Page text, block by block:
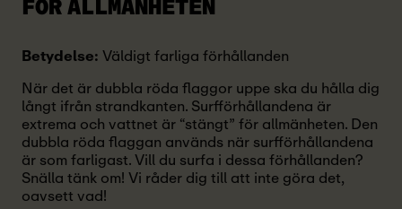
FÖR ALLMÄNHETEN
Betydelse:Väldigt farliga förhållanden
När det är dubbla röda flaggor uppe ska du hålla dig
långt ifrån strandkanten. Surfförhållandena är
extrema och vattnet är “stängt” för allmänheten. Den
dubbla röda flaggan används när surfförhållandena
är som farligast. Vill du surfa i dessa förhållanden?
Snälla tänk om! Vi råder dig till att inte göra det,
oavsett vad!